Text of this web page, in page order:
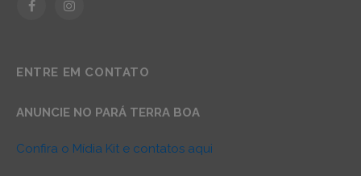
FacebookInstagram
ENTRE EM CONTATO
ANUNCIE NO PARÁ TERRA BOA
Confira o Mídia Kit e contatos aqui